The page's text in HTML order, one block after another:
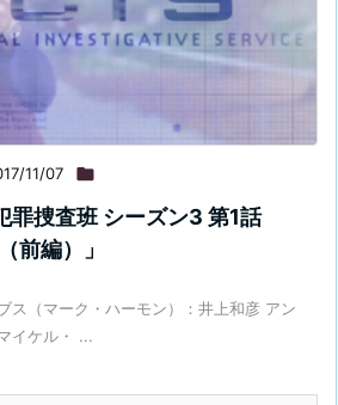
11/07 
罪捜査班 シーズン3 第1話
前編）」
ス（マーク・ハーモン）：井上和彦 アン
イケル・ ...